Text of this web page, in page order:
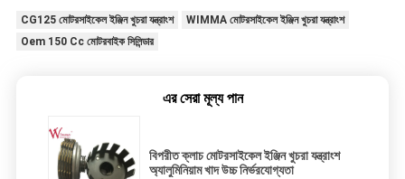
CG125 মোটরসাইকেল ইঞ্জিন খুচরা যন্ত্রাংশ
WIMMA মোটরসাইকেল ইঞ্জিন খুচরা যন্ত্রাংশ
Oem 150 Cc মোটরবাইক সিলিন্ডার
এর সেরা মূল্য পান
বিপরীত ক্লাচ মোটরসাইকেল ইঞ্জিন খুচরা যন্ত্রাংশ
অ্যালুমিনিয়াম খাদ উচ্চ নির্ভরযোগ্যতা